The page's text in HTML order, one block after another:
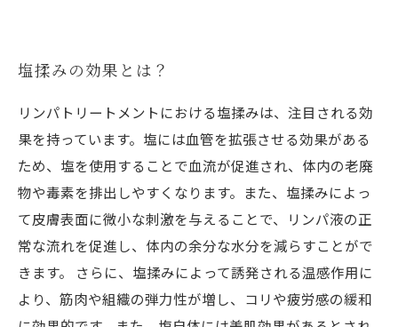
塩揉みの効果とは？
リンパトリートメントにおける塩揉みは、注目される効
果を持っています。塩には血管を拡張させる効果がある
ため、塩を使用することで血流が促進され、体内の老廃
物や毒素を排出しやすくなります。また、塩揉みによっ
て皮膚表面に微小な刺激を与えることで、リンパ液の正
常な流れを促進し、体内の余分な水分を減らすことがで
きます。 さらに、塩揉みによって誘発される温感作用に
より、筋肉や組織の弾力性が増し、コリや疲労感の緩和